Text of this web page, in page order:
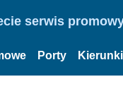
serwis
Porty Kierunki